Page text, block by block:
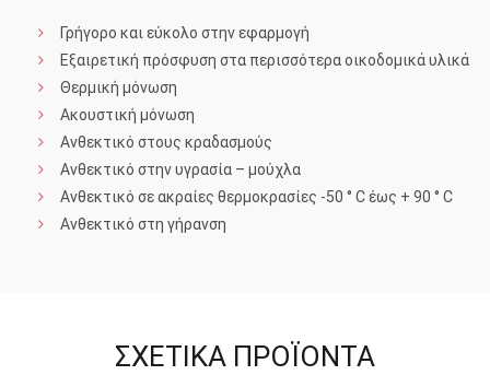
Γρήγορο και εύκολο στην εφαρμογή
Εξαιρετική πρόσφυση στα περισσότερα οικοδομικά υλικά
Θερμική μόνωση
Ακουστική μόνωση
Ανθεκτικό στους κραδασμούς
Ανθεκτικό στην υγρασία – μούχλα
Ανθεκτικό σε ακραίες θερμοκρασίες -50 ° C έως + 90 ° C
Ανθεκτικό στη γήρανση
ΣΧΕΤΙΚΆ ΠΡΟΪΌΝΤΑ